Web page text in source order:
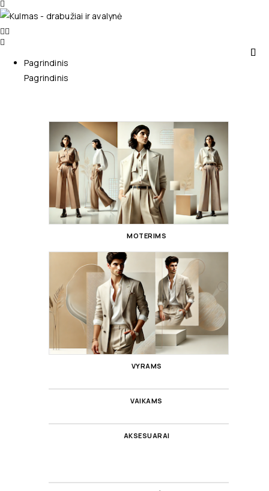
Pagrindinis
Pagrindinis
MOTERIMS
VYRAMS
VAIKAMS
AKSESUARAI